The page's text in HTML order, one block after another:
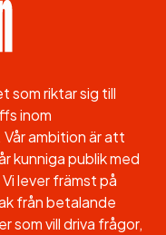
som riktar sig till
inom
ambition är att
kunniga publik med
lever främst på
från betalande
som vill driva frågor,